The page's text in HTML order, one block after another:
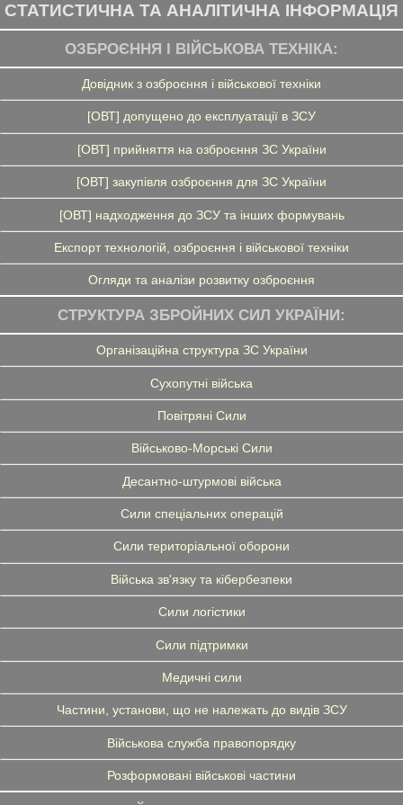
СТАТИСТИЧНА ТА АНАЛІТИЧНА ІНФОРМАЦІЯ
ОЗБРОЄННЯ І ВІЙСЬКОВА ТЕХНІКА:
Довідник з озброєння і військової техніки
[ОВТ] допущено до експлуатації в ЗСУ
[ОВТ] прийняття на озброєння ЗС України
[ОВТ] закупівля озброєння для ЗС України
[ОВТ] надходження до ЗСУ та інших формувань
Експорт технологій, озброєння і військової техніки
Огляди та аналізи розвитку озброєння
СТРУКТУРА ЗБРОЙНИХ СИЛ УКРАЇНИ:
Організаційна структура ЗС України
Сухопутні війська
Повітряні Сили
Військово-Морські Сили
Десантно-штурмові війська
Сили спеціальних операцій
Сили територіальної оборони
Війська зв'язку та кібербезпеки
Сили логістики
Сили підтримки
Медичні сили
Частини, установи, що не належать до видів ЗСУ
Військова служба правопорядку
Розформовані військові частини